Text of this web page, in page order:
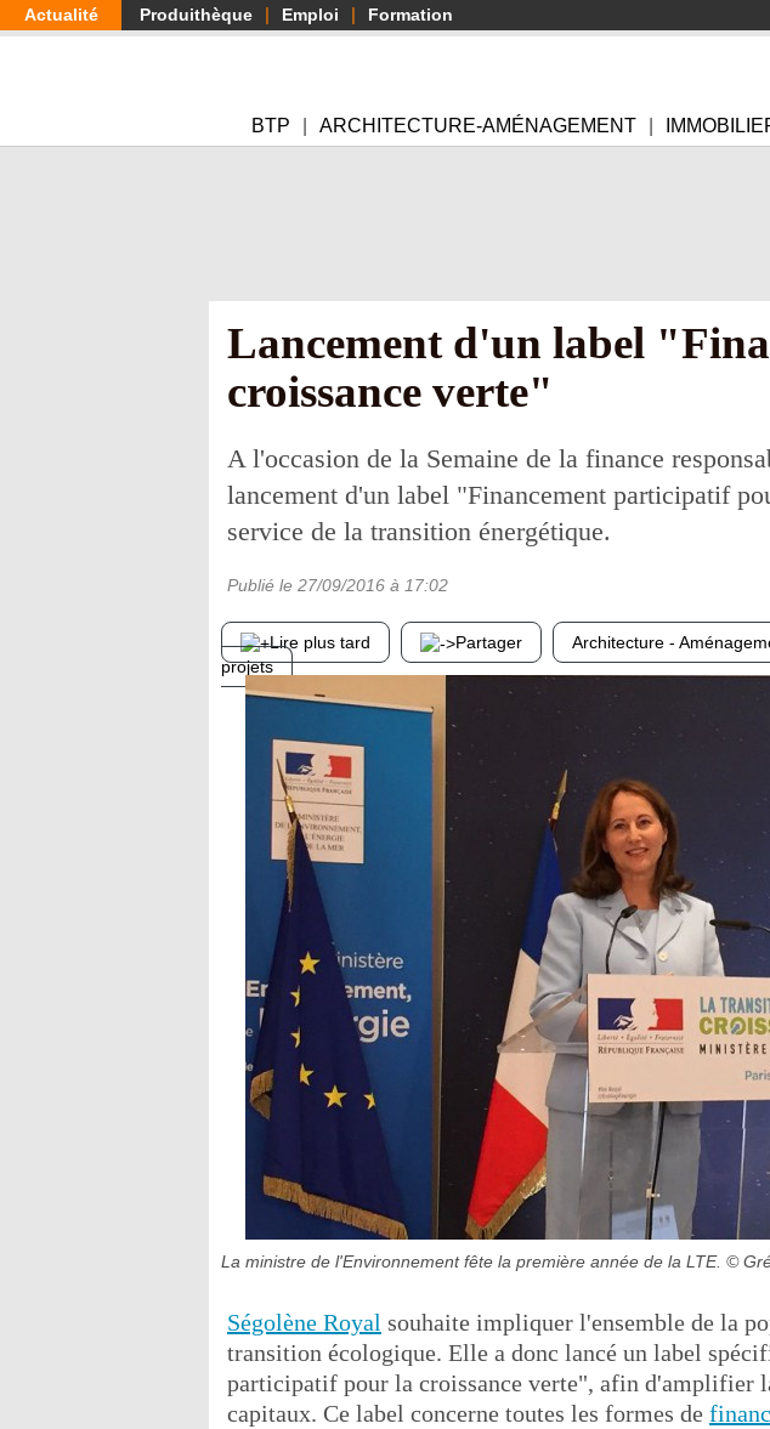
Aller
au
Actualité Produithèque Emploi Formation
BTP ARCHITECTURE-AMÉNAGEMENT
Lancement d'un label
croissance verte"
A l'occasion de la Semaine de la finance
lancement d'un label "Financement participatif
service de la transition énergétique.
Publié le 27/09/2016 à 17:02
Lire plus tard Partager Architecture -
projets
La ministre de l'Environnement fête la première année de la LTE. ©
Ségolène Royal souhaite impliquer l'ensemble de la
transition écologique. Elle a donc lancé un label
participatif pour la croissance verte", afin d'amplifier
capitaux. Ce label concerne toutes les formes de